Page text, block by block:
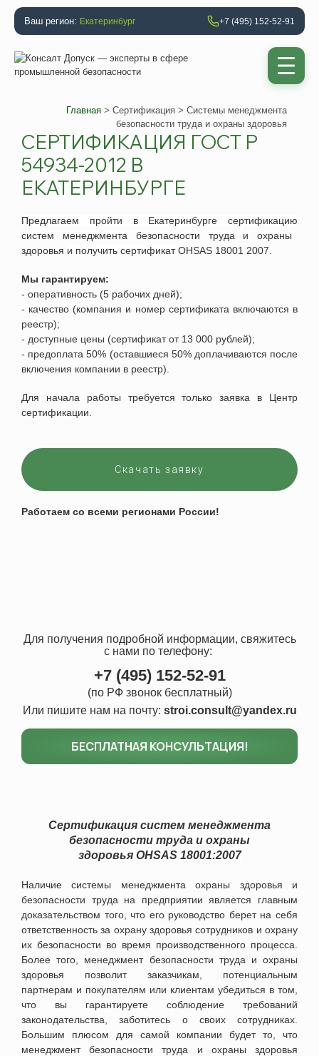
Ваш регион: Екатеринбург +7 (495) 152-52-91
Главная > Сертификация > Системы менеджмента
безопасности труда и охраны здоровья
СЕРТИФИКАЦИЯ ГОСТ Р
54934-2012 В
ЕКАТЕРИНБУРГЕ
Предлагаем пройти в Екатеринбурге сертификацию
систем менеджмента безопасности труда и охраны
здоровья и получить сертификатOHSAS 18001 2007
Мы гарантируем:
- оперативность (5 рабочих дней);
- качество (компания и номер сертификата включаются в
реестр);
- доступные цены (сертификат от 13 000 рублей);
- предоплата 50% (оставшиеся 50% доплачиваются после
включения компании в реестр).
Для начала работы требуется только заявка в Центр
сертификации.
Скачать заявку
Работаем со всеми регионами России!
Для получения подробной информации, свяжитесь
с нами по телефону:
+7 (495) 152-52-91
(по РФ звонок бесплатный)
Или пишите нам на почту: stroi.consult@yandex.ru
БЕСПЛАТНАЯ КОНСУЛЬТАЦИЯ!
Сертификация систем менеджмента
безопасности труда и охраны
здоровья OHSAS 18001:2007
Наличие системы менеджмента охраны здоровья и
безопасности труда на предприятии является главным
доказательством того, что его руководство берет на себя
ответственность за охрану здоровья сотрудников и охрану
их безопасности во время производственного процесса.
Более того, менеджмент безопасности труда и охраны
здоровья позволит заказчикам, потенциальным
партнерам и покупателям или клиентам убедиться в том,
что вы гарантируете соблюдение требований
законодательства, заботитесь о своих сотрудниках.
Большим плюсом для самой компании будет то, что
менеджмент безопасности труда и охраны здоровья